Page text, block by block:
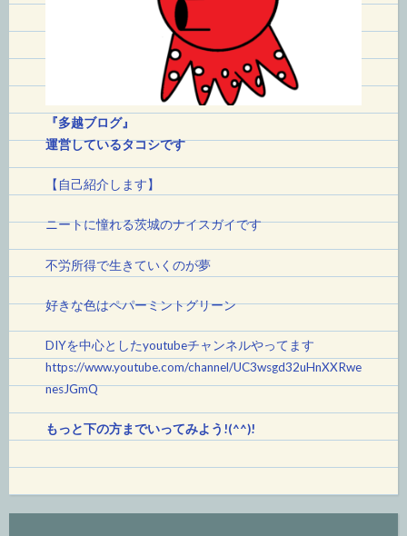
『多越ブログ』
運営しているタコシです
【自己紹介します】
ニートに憧れる茨城のナイスガイです
不労所得で生きていくのが夢
好きな色はペパーミントグリーン
DIYを中心としたyoutubeチャンネルやってます
https://www.youtube.com/channel/UC3wsgd32uHnXXRwe
nesJGmQ
もっと下の方までいってみよう!(^^)!